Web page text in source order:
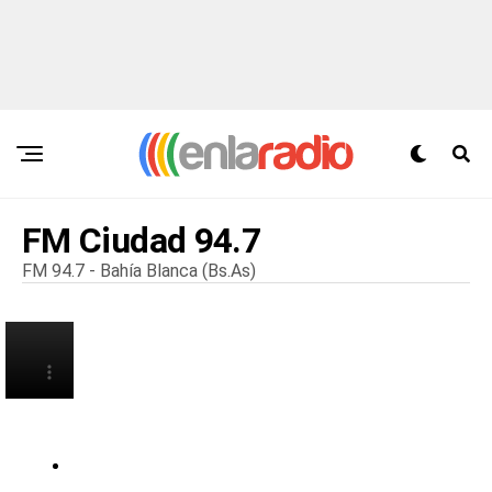
FM Ciudad 94.7
FM 94.7 - Bahía Blanca (Bs.As)